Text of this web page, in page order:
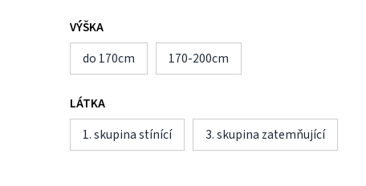
VÝŠKA
do 170cm
170-200cm
LÁTKA
1. skupina stínící
3. skupina zatemňující